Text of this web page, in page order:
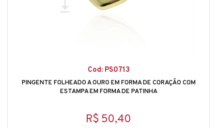
Cod: PS0713
PINGENTE FOLHEADO A OURO EM FORMA DE CORAÇÃO COM
ESTAMPA EM FORMA DE PATINHA
R$ 50,40